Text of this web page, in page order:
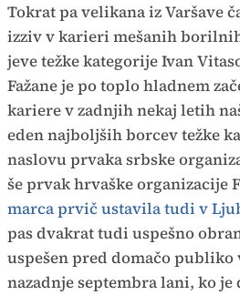
Tokrat pa velikana iz Varšave
izziv v karieri mešanih
jeve težke kategorije Ivan
Fažane je po toplo hladnem
kariere v zadnjih nekaj letih
eden najboljših borcev težke
naslovu prvaka srbske
še prvak hrvaške organizacije
marca prvič ustavila tudi v
pas dvakrat tudi uspešno
uspešen pred domačo
nazadnje septembra lani, ko